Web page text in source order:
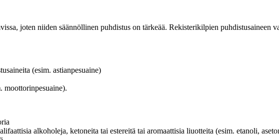
joten niiden säännöllinen puhdistus on tärkeää. Rekisterikilpien
(esim. astianpesuaine)
moottorinpesuaine).
alkoholeja, ketoneita tai estereitä tai aromaattisia liuotteita (esim. etanoli,